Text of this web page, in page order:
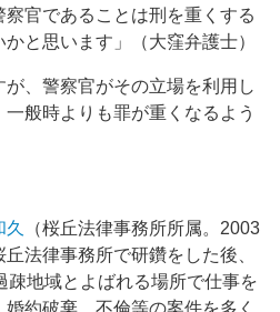
官であることは刑を重くする
と思います」（大窪弁護士）
、警察官がその立場を利用し
般時よりも罪が重くなるよう
久
（桜丘法律事務所所属。2003
法律事務所で研鑽をした後、
疎地域とよばれる場所で仕事を